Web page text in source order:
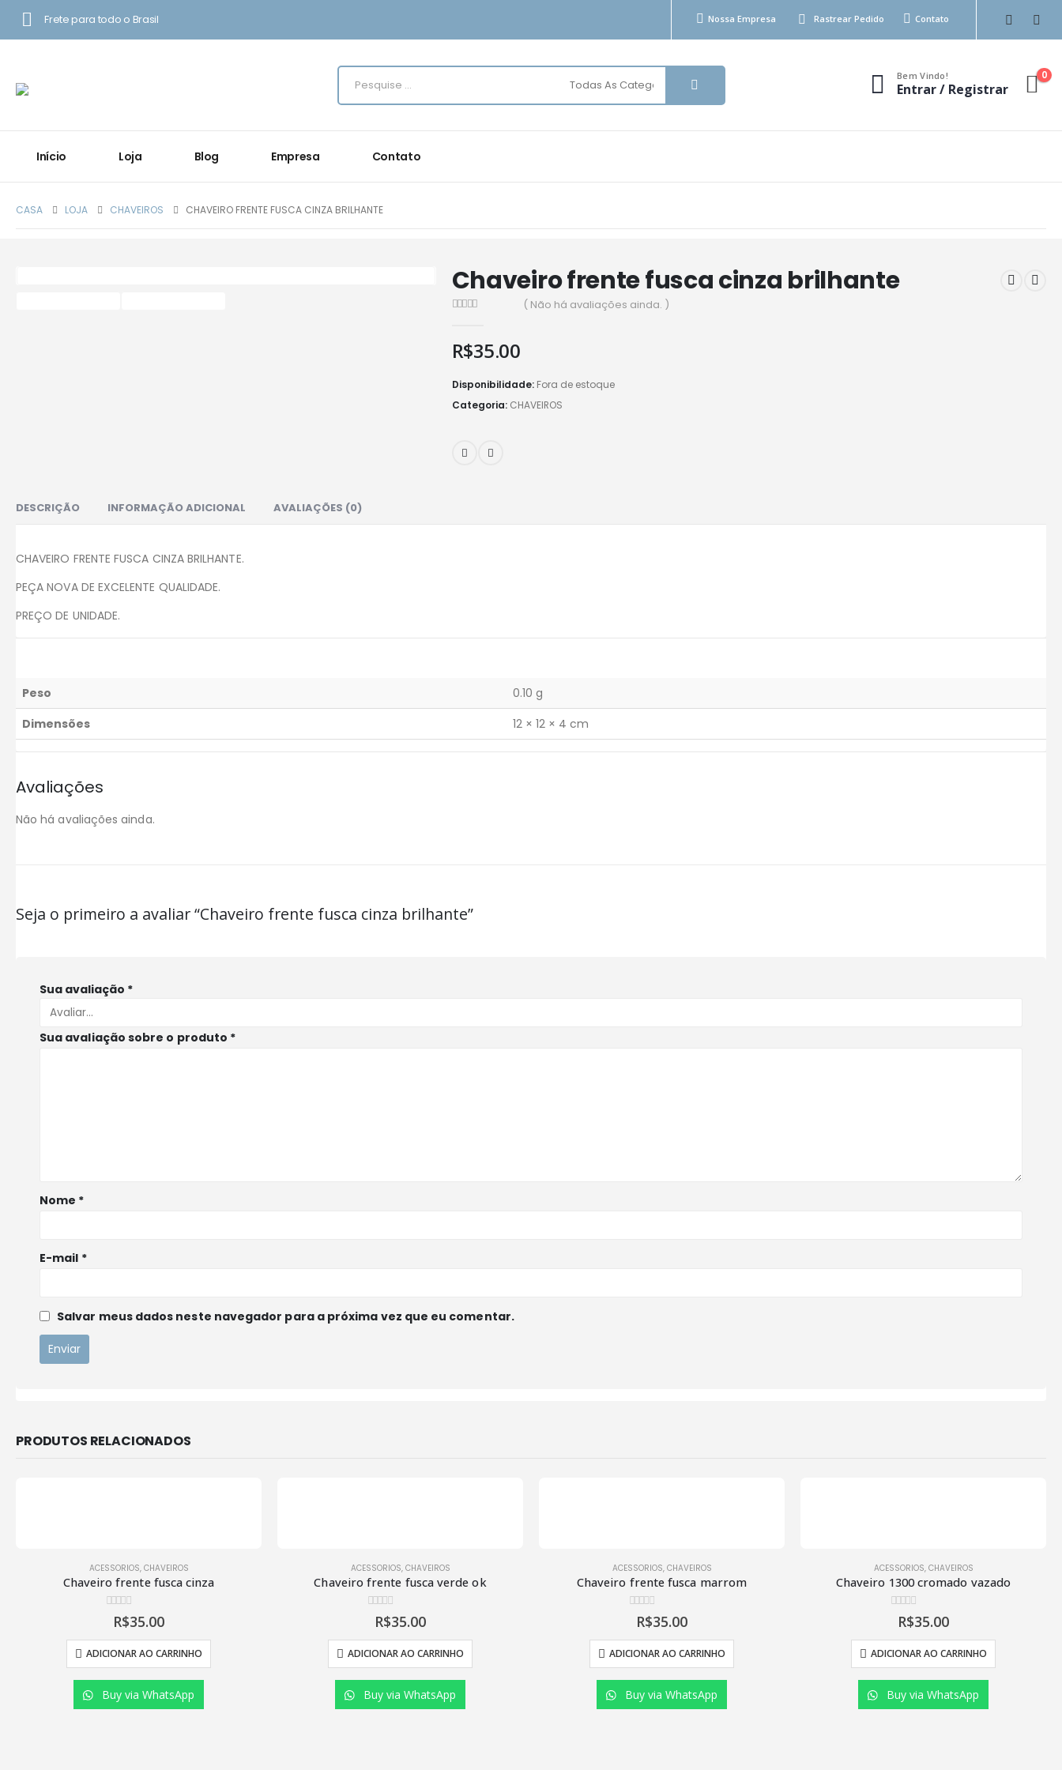
Frete para todo o Brasil Nossa Empresa Rastrear Pedido Contato
Bem Vindo!
Entrar / Registrar
0
Início Loja Blog Empresa Contato
CASA LOJA CHAVEIROS CHAVEIRO FRENTE FUSCA CINZA BRILHANTE
Chaveiro frente fusca cinza brilhante
( Não há avaliações ainda. )
R$35.00
Disponibilidade: Fora de estoque
Categoria: CHAVEIROS
DESCRIÇÃO INFORMAÇÃO ADICIONAL AVALIAÇÕES (0)
CHAVEIRO FRENTE FUSCA CINZA BRILHANTE.
PEÇA NOVA DE EXCELENTE QUALIDADE.
PREÇO DE UNIDADE.
Peso
0.10 g
Dimensões
12 × 12 × 4 cm
Avaliações
Não há avaliações ainda.
Seja o primeiro a avaliar “Chaveiro frente fusca cinza brilhante”
Sua avaliação *
Sua avaliação sobre o produto *
Nome *
E-mail *
Salvar meus dados neste navegador para a próxima vez que eu comentar.
PRODUTOS RELACIONADOS
ACESSORIOS, CHAVEIROS
Chaveiro frente fusca cinza
de 5
R$35.00
ADICIONAR AO CARRINHO
Buy via WhatsApp
ACESSORIOS, CHAVEIROS
Chaveiro frente fusca verde ok
de 5
R$35.00
ADICIONAR AO CARRINHO
Buy via WhatsApp
ACESSORIOS, CHAVEIROS
Chaveiro frente fusca marrom
de 5
R$35.00
ADICIONAR AO CARRINHO
Buy via WhatsApp
ACESSORIOS, CHAVEIROS
Chaveiro 1300 cromado vazado
de 5
R$35.00
ADICIONAR AO CARRINHO
Buy via WhatsApp
POLITCIAS E TERMOS DE USO
Política de Privacidade
Política de Pagamento
Ajuda e Suporte
Contato Via WhatsApp